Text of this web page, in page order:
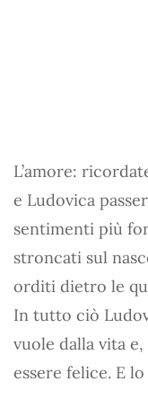
L’amore:
e Ludovica
sentimenti più
stroncati sul
orditi dietro le
In tutto ciò
vuole dalla vita
essere felice. E